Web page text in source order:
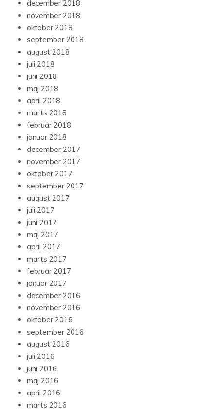
december 2018
november 2018
oktober 2018
september 2018
august 2018
juli 2018
juni 2018
maj 2018
april 2018
marts 2018
februar 2018
januar 2018
december 2017
november 2017
oktober 2017
september 2017
august 2017
juli 2017
juni 2017
maj 2017
april 2017
marts 2017
februar 2017
januar 2017
december 2016
november 2016
oktober 2016
september 2016
august 2016
juli 2016
juni 2016
maj 2016
april 2016
marts 2016